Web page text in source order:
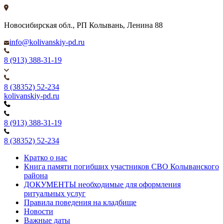
Новосибирская обл., РП Колывань, Ленина 88
info@kolivanskiy-pd.ru
8 (913) 388-31-19
8 (38352) 52-234
kolivanskiy-pd.ru
8 (913) 388-31-19
8 (38352) 52-234
Кратко о нас
Книга памяти погибших участников СВО Колыванского
района
ДОКУМЕНТЫ необходимые для оформления
ритуальных услуг
Правила поведения на кладбище
Новости
Важные даты